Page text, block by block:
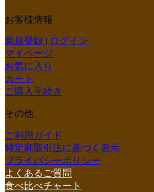
お客様情報
新規登録 | ログイン
マイページ
お気に入り
カート
ご購入手続き
その他
ご利用ガイド
特定商取引法に基づく表示
プライバシーポリシー
よくあるご質問
食べ比べチャート